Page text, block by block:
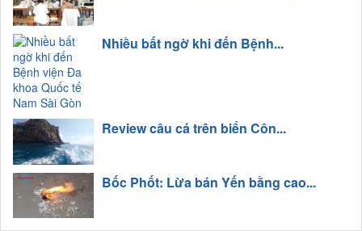
Nhiều bất ngờ khi đến Bệnh...
Review câu cá trên biển Côn...
Bốc Phốt: Lừa bán Yến bằng cao...